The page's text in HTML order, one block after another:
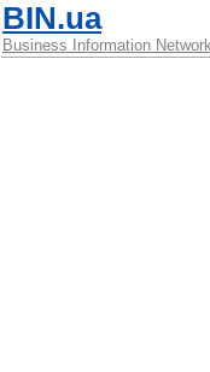
BIN.ua
Business Information Network